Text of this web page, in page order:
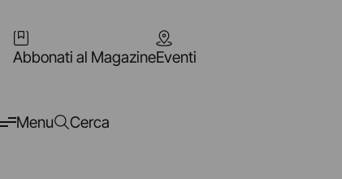
Abbonati al MagazineEventi
Menu Cerca